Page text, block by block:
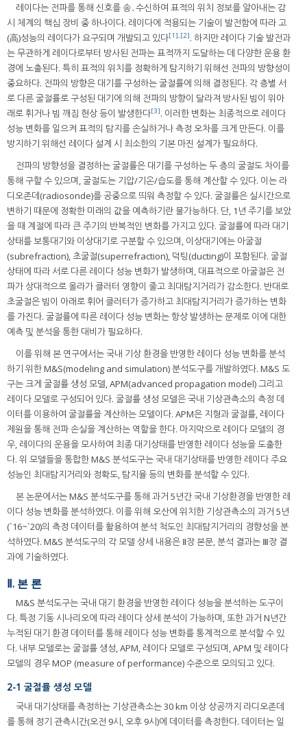
레이다는 전파를 통해 신호를 송․수신하여 표적의 위치 정보를 알아내는 감
시 체계의 핵심 장비 중 하나이다. 레이다에 적용되는 기술이 발전함에 따라 고
(高)성능의 레이다가 요구되며 개발되고 있다[1],[2]. 하지만 레이다 기술 발전과
는 무관하게 레이다로부터 방사된 전파는 표적까지 도달하는 데 다양한 운용 환
경에 노출된다. 특히 표적의 위치를 정확하게 탐지하기 위해선 전파의 방향성이
중요하다. 전파의 방향은 대기를 구성하는 굴절률에 의해 결정된다. 각 층별 서
로 다른 굴절률로 구성된 대기에 의해 전파의 방향이 달라져 방사된 빔이 위아
래로 휘거나 빔 깨짐 현상 등이 발생한다[3]. 이러한 변화는 최종적으로 레이다
성능 변화를 일으켜 표적의 탐지를 손실하거나 측정 오차를 크게 만든다. 이를
방지하기 위해선 레이다 설계 시 최소한의 기본 마진 설계가 필요하다.
전파의 방향성을 결정하는 굴절률은 대기를 구성하는 두 층의 굴절도 차이를
통해 구할 수 있으며, 굴절도는 기압/기온/습도를 통해 계산할 수 있다. 이는 라
디오존데(radiosonde)를 공중으로 띄워 측정할 수 있다. 굴절률은 실시간으로
변하기 때문에 정확한 미래의 값을 예측하기란 불가능하다. 단, 1년 주기를 보았
을 때 계절에 따라 큰 주기의 반복적인 변화를 가지고 있다. 굴절률에 따라 대기
상태를 보통대기와 이상대기로 구분할 수 있으며, 이상대기에는 아굴절
(subrefraction), 초굴절(superrefraction), 덕팅(ducting)이 포함된다. 굴절
상태에 따라 서로 다른 레이다 성능 변화가 발생하며, 대표적으로 아굴절은 전
파가 상대적으로 올라가 클러터 영향이 줄고 최대탐지거리가 감소한다. 반대로
초굴절은 빔이 아래로 휘어 클러터가 증가하고 최대탐지거리가 증가하는 변화
를 가진다. 굴절률에 따른 레이다 성능 변화는 항상 발생하는 문제로 이에 대한
예측 및 분석을 통한 대비가 필요하다.
이를 위해 본 연구에서는 국내 기상 환경을 반영한 레이다 성능 변화를 분석
하기 위한 M&S(modeling and simulation) 분석도구를 개발하였다. M&S 도
구는 크게 굴절률 생성 모델, APM(advanced propagation model) 그리고
레이다 모델로 구성되어 있다. 굴절률 생성 모델은 국내 기상관측소의 측정 데
이터를 이용하여 굴절률을 계산하는 모델이다. APM은 지형과 굴절률, 레이다
제원을 통해 전파 손실을 계산하는 역할을 한다. 마지막으로 레이다 모델의 경
우, 레이다의 운용을 모사하여 최종 대기상태를 반영한 레이다 성능을 도출한
다. 위 모델들을 통합한 M&S 분석도구는 국내 대기상태를 반영한 레이다 주요
성능인 최대탐지거리와 정확도, 탐지율 등의 변화를 분석할 수 있다.
본 논문에서는 M&S 분석도구를 통해 과거 5년간 국내 기상환경을 반영한 레
이다 성능 변화를 분석하였다. 이를 위해 오산에 위치한 기상관측소의 과거 5년
(`16~`20)의 측정 데이터를 활용하여 분석 척도인 최대탐지거리의 경향성을 분
석하였다. M&S 분석도구의 각 모델 상세 내용은 Ⅱ장 본문, 분석 결과는 Ⅲ장 결
과에 기술하였다.
Ⅱ. 본 론
M&S 분석도구는 국내 대기 환경을 반영한 레이다 성능을 분석하는 도구이
다. 특정 기동 시나리오에 따라 레이다 상세 분석이 가능하며, 또한 과거 N년간
누적된 대기 환경 데이터를 통해 레이다 성능 변화를 통계적으로 분석할 수 있
다. 내부 모델로는 굴절률 생성, APM, 레이다 모델로 구성되며, APM 및 레이다
모델의 경우 MOP (measure of performance) 수준으로 모의되고 있다.
2-1 굴절률 생성 모델
국내 대기상태를 측정하는 기상관측소는 30 km 이상 상공까지 라디오존데
를 통해 정기 관측시간(오전 9시, 오후 9시)에 데이터를 측정한다. 데이터는 일